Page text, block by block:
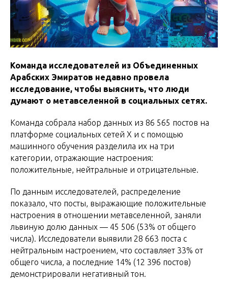
Команда исследователей из Объединенных
Арабских Эмиратов недавно провела
исследование, чтобы выяснить, что люди
думают о метавселенной в социальных сетях.
Команда собрала набор данных из 86 565 постов на
платформе социальных сетей X и с помощью
машинного обучения разделила их на три
категории, отражающие настроения:
положительные, нейтральные и отрицательные.
По данным исследователей, распределение
показало, что посты, выражающие положительные
настроения в отношении метавселенной, заняли
львиную долю данных — 45 506 (53% от общего
числа). Исследователи выявили 28 663 поста с
нейтральным настроением, что составляет 33% от
общего числа, а последние 14% (12 396 постов)
демонстрировали негативный тон.